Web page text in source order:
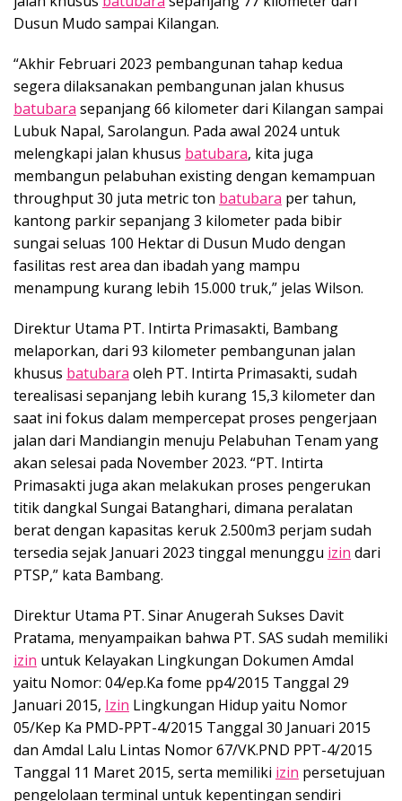
Dusun Mudo sampai Kilangan.
“Akhir Februari 2023 pembangunan tahap kedua
segera dilaksanakan pembangunan jalan khusus
batubara sepanjang 66 kilometer dari Kilangan sampai
Lubuk Napal, Sarolangun. Pada awal 2024 untuk
melengkapi jalan khusus batubara, kita juga
membangun pelabuhan existing dengan kemampuan
throughput 30 juta metric ton batubara per tahun,
kantong parkir sepanjang 3 kilometer pada bibir
sungai seluas 100 Hektar di Dusun Mudo dengan
fasilitas rest area dan ibadah yang mampu
menampung kurang lebih 15.000 truk,” jelas Wilson.
Direktur Utama PT. Intirta Primasakti, Bambang
melaporkan, dari 93 kilometer pembangunan jalan
khusus batubara oleh PT. Intirta Primasakti, sudah
terealisasi sepanjang lebih kurang 15,3 kilometer dan
saat ini fokus dalam mempercepat proses pengerjaan
jalan dari Mandiangin menuju Pelabuhan Tenam yang
akan selesai pada November 2023. “PT. Intirta
Primasakti juga akan melakukan proses pengerukan
titik dangkal Sungai Batanghari, dimana peralatan
berat dengan kapasitas keruk 2.500m3 perjam sudah
tersedia sejak Januari 2023 tinggal menunggu izin dari
PTSP,” kata Bambang.
Direktur Utama PT. Sinar Anugerah Sukses Davit
Pratama, menyampaikan bahwa PT. SAS sudah memiliki
izin untuk Kelayakan Lingkungan Dokumen Amdal
yaitu Nomor: 04/ep.Ka fome pp4/2015 Tanggal 29
Januari 2015, Izin Lingkungan Hidup yaitu Nomor
05/Kep Ka PMD-PPT-4/2015 Tanggal 30 Januari 2015
dan Amdal Lalu Lintas Nomor 67/VK.PND PPT-4/2015
Tanggal 11 Maret 2015, serta memiliki izin persetujuan
pengelolaan terminal untuk kepentingan sendiri